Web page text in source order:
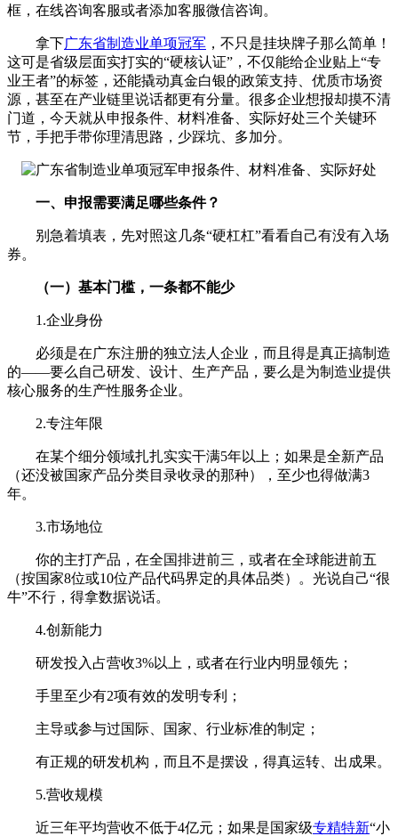
框，在线咨询客服或者添加客服微信咨询。
拿下广东省制造业单项冠军 ，不只是挂块牌子那么简单！
这可是省级层面实打实的“硬核认证”，不仅能给企业贴上“专
业王者”的标签，还能撬动真金白银的政策支持、优质市场资
源，甚至在产业链里说话都更有分量。很多企业想报却摸不清
门道，今天就从申报条件、材料准备、实际好处三个关键环
节，手把手带你理清思路，少踩坑、多加分。
一、申报需要满足哪些条件？
别急着填表，先对照这几条“硬杠杠”看看自己有没有入场
券。
（一）基本门槛，一条都不能少
1.企业身份
必须是在广东注册的独立法人企业，而且得是真正搞制造
的——要么自己研发、设计、生产产品，要么是为制造业提供
核心服务的生产性服务企业。
2.专注年限
在某个细分领域扎扎实实干满5年以上；如果是全新产品
（还没被国家产品分类目录收录的那种），至少也得做满3
年。
3.市场地位
你的主打产品，在全国排进前三，或者在全球能进前五
（按国家8位或10位产品代码界定的具体品类）。光说自己“很
牛”不行，得拿数据说话。
4.创新能力
研发投入占营收3%以上，或者在行业内明显领先；
手里至少有2项有效的发明专利；
主导或参与过国际、国家、行业标准的制定；
有正规的研发机构，而且不是摆设，得真运转、出成果。
5.营收规模
近三年平均营收不低于4亿元；如果是国家级专精特新“小